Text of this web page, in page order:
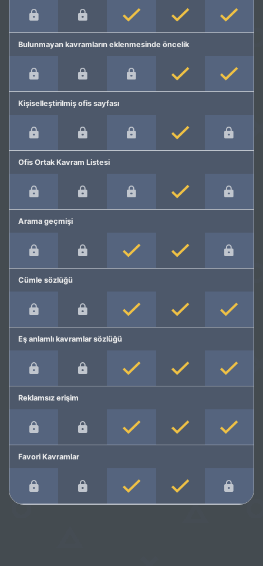
Bulunmayan kavramların eklenmesinde öncelik
Kişiselleştirilmiş ofis sayfası
Ofis Ortak Kavram Listesi
Arama geçmişi
Cümle sözlüğü
Eş anlamlı kavramlar sözlüğü
Reklamsız erişim
Favori Kavramlar